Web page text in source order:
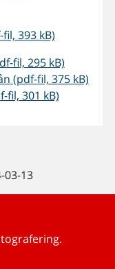
393 kB)
fil, 295 kB)
(pdf-fil, 375 kB)
fil, 301 kB)
03-13